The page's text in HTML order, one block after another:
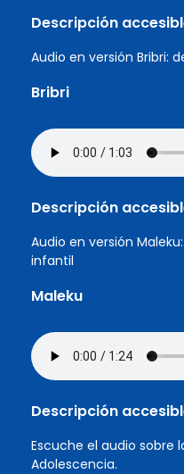
Descripción
Audio en versión Bribri:
Bribri
Descripción
Audio en versión
infantil
Maleku
Descripción
Escuche el audio sobre
Adolescencia.